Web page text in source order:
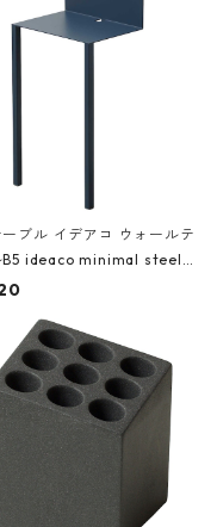
ーブル イデアコ ウォールテ
B5 ideaco minimal steel f
WALL Table B5 ネイビー